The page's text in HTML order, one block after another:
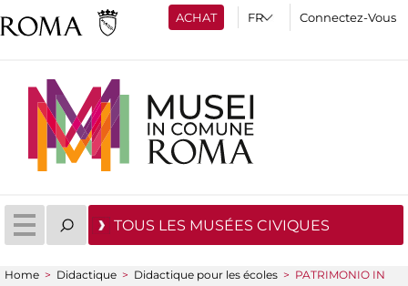
ACHAT Connectez-Vous
TOUS LES MUSÉES CIVIQUES
Home > Didactique > Didactique pour les écoles > PATRIMONIO IN